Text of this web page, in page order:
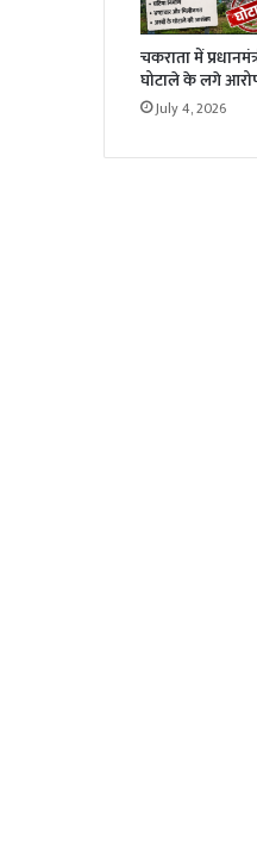
चकराता में
घोटाले के लगे
July 4, 2026